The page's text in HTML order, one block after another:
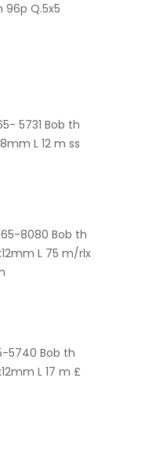
96p Q.5x5
5731 Bob th
L 12 m ss
8080 Bob th
L 75 m/rlx
5740 Bob th
L 17 m £